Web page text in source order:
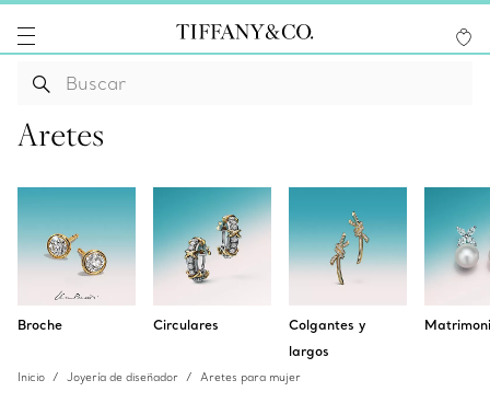
Aretes
Broche Circulares
Colgantes y
largos
Inicio Joyería de diseñador Aretes para mujer